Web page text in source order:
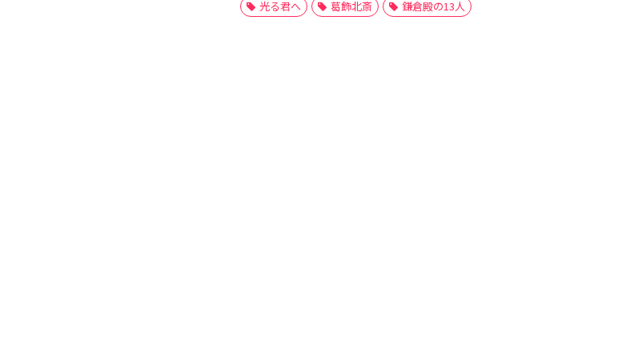
光る君へ 葛飾北斎 鎌倉殿の13人